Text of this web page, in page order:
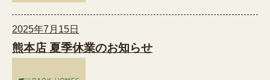
2025年7月15日
熊本店 夏季休業のお知らせ